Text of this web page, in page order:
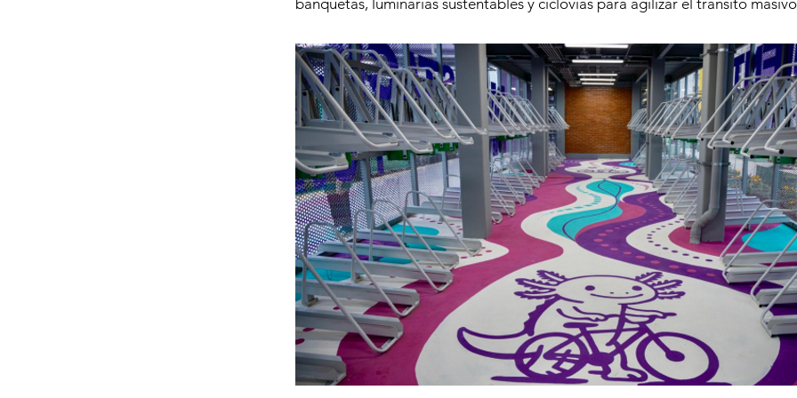
banquetas, luminarias sustentables y ciclovías para agilizar el tránsito